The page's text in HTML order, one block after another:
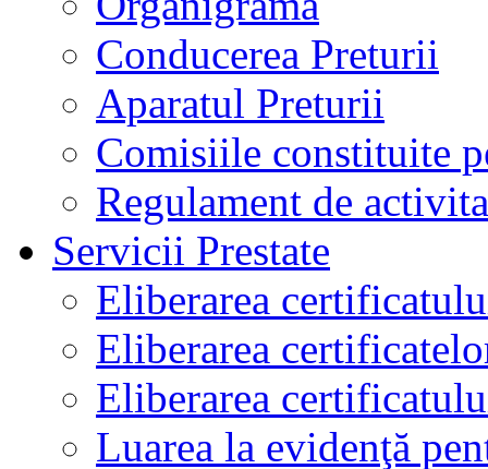
Conducerea Preturii
Aparatul Preturii
Comisiile constituite
Regulament de
Servicii Prestate
Eliberarea
Eliberarea
Eliberarea
Luarea la evidenţă